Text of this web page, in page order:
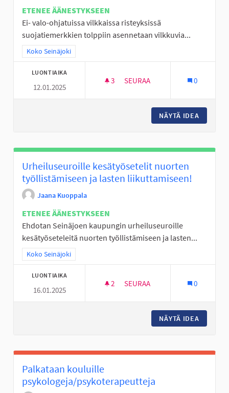
ETENEE ÄÄNESTYKSEEN
Ei- valo-ohjatuissa vilkkaissa risteyksissä
suojatiemerkkien tolppiin asennetaan vilkkuvia...
Rajaa tulokset teeman mukaan: Koko Seinäjoki
Koko Seinäjoki
LUONTIAIKA
12.01.2025
3 3 SEURAAJAA
SEURAA 0
NÄYTÄ IDEA
Urheiluseuroille kesätyösetelit nuorten
työllistämiseen ja lasten liikuttamiseen!
Jaana Kuoppala
ETENEE ÄÄNESTYKSEEN
Ehdotan Seinäjoen kaupungin urheiluseuroille
kesätyöseteleitä nuorten työllistämiseen ja lasten...
Rajaa tulokset teeman mukaan: Koko Seinäjoki
Koko Seinäjoki
LUONTIAIKA
16.01.2025
2 2 SEURAAJAA
SEURAA 0
NÄYTÄ IDEA
Palkataan kouluille
psykologeja/psykoterapeutteja